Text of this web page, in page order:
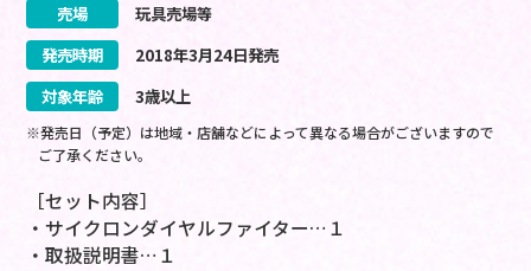
売場
玩具売場等
発売時期
2018年3月24日発売
対象年齢
3歳以上
※発売日（予定）は地域・店舗などによって異なる場合がございますので
ご了承ください。
［セット内容］
・サイクロンダイヤルファイター…１
・取扱説明書…１